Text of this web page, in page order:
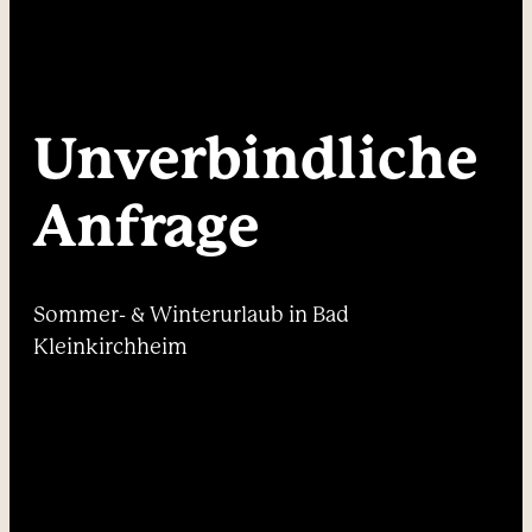
----
Unverbindliche
Anfrage
Sommer- & Winterurlaub in Bad
Kleinkirchheim